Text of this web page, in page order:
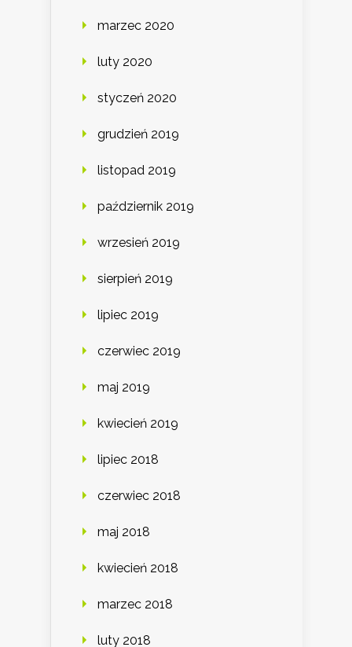
marzec 2020
luty 2020
styczeń 2020
grudzień 2019
listopad 2019
październik 2019
wrzesień 2019
sierpień 2019
lipiec 2019
czerwiec 2019
maj 2019
kwiecień 2019
lipiec 2018
czerwiec 2018
maj 2018
kwiecień 2018
marzec 2018
luty 2018